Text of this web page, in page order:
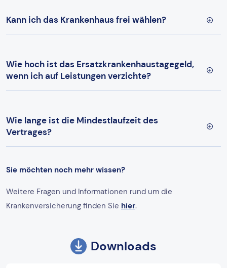
Kann ich das Krankenhaus frei wählen?
Wie hoch ist das Ersatzkrankenhaustagegeld,
wenn ich auf Leistungen verzichte?
Wie lange ist die Mindestlaufzeit des
Vertrages?
Sie möchten noch mehr wissen?
Weitere Fragen und Informationen rund um die
Krankenversicherung finden Sie hier.
Downloads